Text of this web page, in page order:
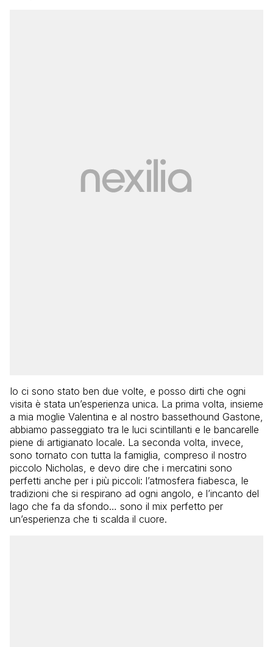
Io ci sono stato ben due volte, e posso dirti che ogni
visita è stata un’esperienza unica. La prima volta, insieme
a mia moglie Valentina e al nostro bassethound Gastone,
abbiamo passeggiato tra le luci scintillanti e le bancarelle
piene di artigianato locale. La seconda volta, invece,
sono tornato con tutta la famiglia, compreso il nostro
piccolo Nicholas, e devo dire che i mercatini sono
perfetti anche per i più piccoli: l’atmosfera fiabesca, le
tradizioni che si respirano ad ogni angolo, e l’incanto del
lago che fa da sfondo… sono il mix perfetto per
un’esperienza che ti scalda il cuore.